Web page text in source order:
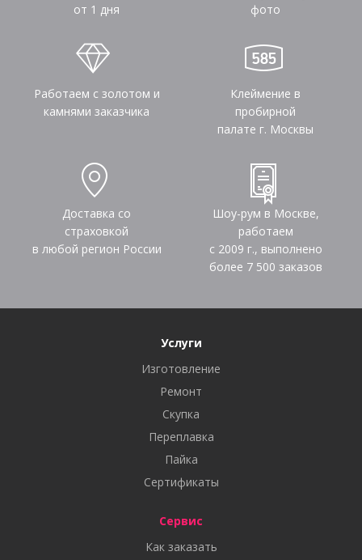
от 1 дня
фото
Работаем с золотом и
камнями заказчика
Клеймение в
пробирной
палате г. Москвы
Доставка со
страховкой
в любой регион России
Шоу-рум в Москве,
работаем
с 2009 г., выполнено
более 7 500 заказов
Услуги
Изготовление
Ремонт
Скупка
Переплавка
Пайка
Сертификаты
Сервис
Как заказать